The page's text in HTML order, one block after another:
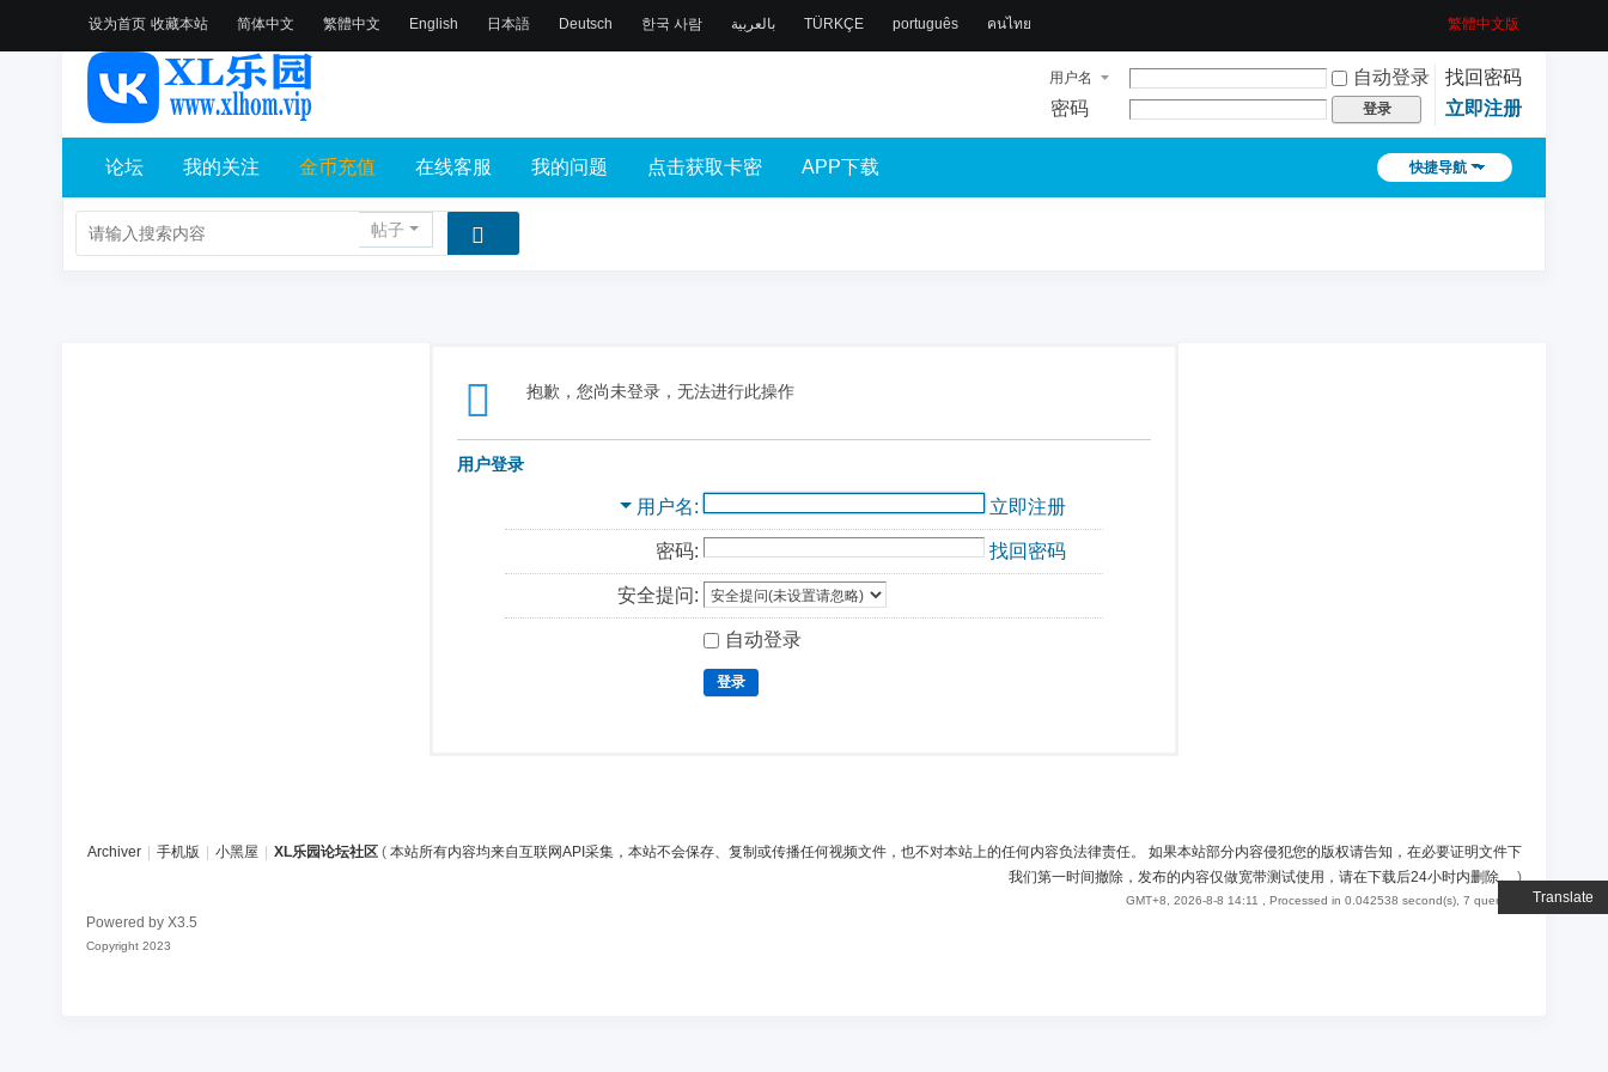
设为首页 收藏本站
Translate
简体中文 繁體中文 English 日本語 Deutsch 한국 사람 بالعربية TÜRKÇE português คนไทย 繁體中文版
用户名 自动登录
找回密码
密码
登录 立即注册
快捷导航
论坛 我的关注 金币充值 在线客服 我的问题 点击获取卡密 APP下载
帖子
抱歉，您尚未登录，无法进行此操作
用户登录
用户名 立即注册
密码: 找回密码
安全提问:
自动登录
登录
Archiver 手机版 小黑屋 XL乐园论坛社区 ( 本站所有内容均来自互联网API采集，本站不会保存、复制或传播任何视频文件，也不对本站上的任何内容负法律责任。 如果本站部分内容侵犯您的版权请告知，在必要证明文件下
我们第一时间撤除，发布的内容仅做宽带测试使用，请在下载后24小时内删除。)
GMT+8, 2026-8-8 14:11 , Processed in 0.042538 second(s), 7 queries .
Powered by X3.5
Copyright 2023